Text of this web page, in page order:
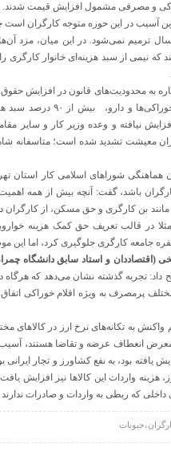
و مصرفی مشمول افزایش قیمت شدند.
آسیب در این حوزه متوجه کارگران
ترمیم نمی‌شود. در این میان، مزد آن‌ها
که نیمی از سبد هزینه‌ای خانوار کارگری
به محدودیت‌های قانون در افزایش
که هزینه‌های
نیافته و وعده وزیر کار و سایر
معیشت تشدید شده است؛ متاسفانه
شوراهای اسلامی کار استان
باشد، گفت: آنچه بیش از همه
بن کارگری و حق مسکن، از
در قالب تعریف حق کمک هزینه
جامعه کارگری جلوگیری کرد، اما
(اقتصاددان و استاد سابق دانشگاه
داد: تجربه گذشته نشان می‌دهد که
پرمصرف به ویژه اقلام خوراکی
واکنش به تکانه‌های نرخ ارز در
معرض انعطاف عرضه و تقاضا هستند،
یافته بود، به نفع کشاورز و تجار
هزینه واردات این کالاها نیز افزایش
که ربطی به واردات و صادرات